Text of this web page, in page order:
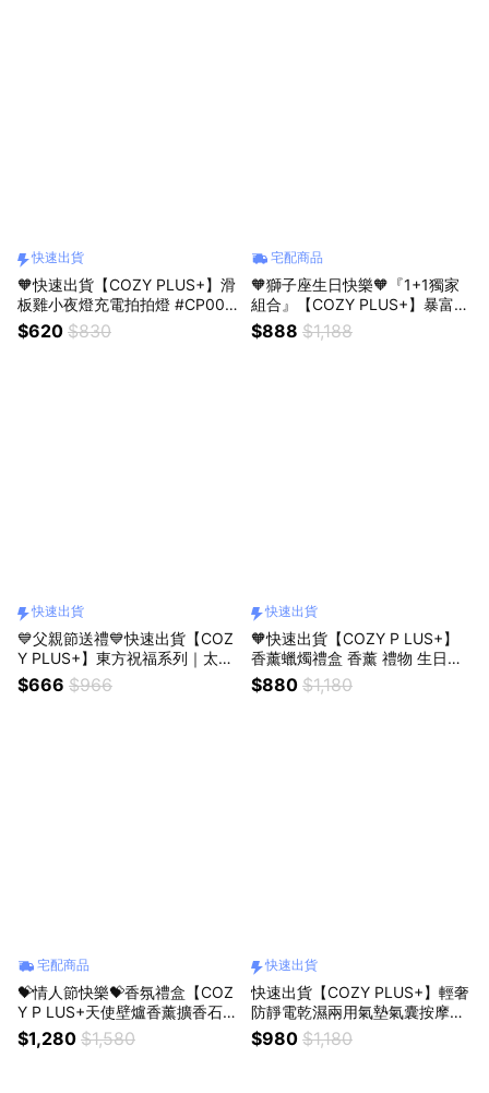
快速出貨
🧡快速出貨【COZY PLUS+】滑
板雞小夜燈充電拍拍燈 #CP005
6 禮物 小台燈 生日禮物 聖誕節
禮物 交換禮
$620 $830
宅配商品
🧡獅子座生日快樂🧡『1+1獨家
組合』【COZY PLUS+】暴富麒
麟臂招財貓與天然水晶原石小豆
丁＃CAT041 #CP0226 生日禮
$888 $1,188
快速出貨
💙父親節送禮💙快速出貨【COZ
Y PLUS+】東方祝福系列｜太極
功夫人造石工藝品 生日禮物 開
業禮物 開運 招財 喬遷禮物 交換
$666 $966
快速出貨
🧡快速出貨【COZY P LUS+】
香薰蠟燭禮盒 香薰 禮物 生日禮
物 聖誕節禮物 交換禮 # FRA012
$880 $1,180
宅配商品
💝情人節快樂💝香氛禮盒【COZ
Y P LUS+天使壁爐香薰擴香石小
夜燈精油香薰禮盒 #FRA115 香
薰 擴香 小夜燈 禮物 生日禮物 聖
$1,280 $1,580
快速出貨
快速出貨【COZY PLUS+】輕奢
防靜電乾濕兩用氣墊氣囊按摩梳
禮盒組APR23#CP0192 禮物 生
日禮物 交換禮 母親節禮物
$980 $1,180